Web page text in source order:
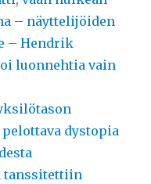
– näyttelijöiden
– Hendrik
luonnehtia vain
dystopia
tanssitettiin